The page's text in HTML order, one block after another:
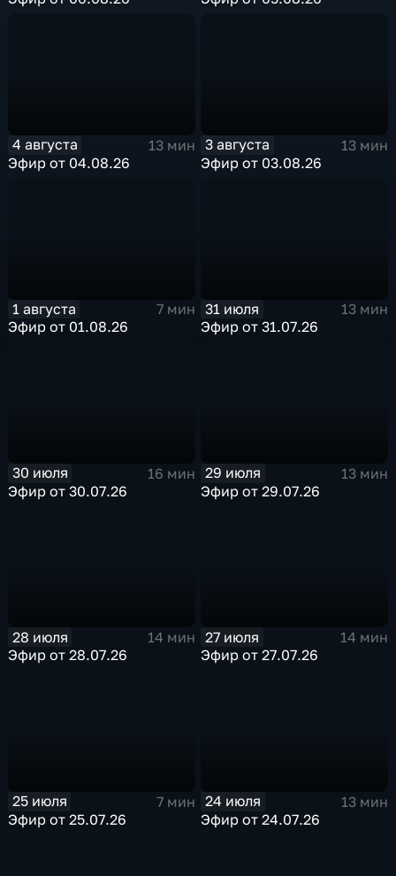
4 августа
13 мин
Эфир от 04.08.26
3 августа
13 мин
Эфир от 03.08.26
1 августа
7 мин
Эфир от 01.08.26
31 июля
13 мин
Эфир от 31.07.26
30 июля
16 мин
Эфир от 30.07.26
29 июля
13 мин
Эфир от 29.07.26
28 июля
14 мин
Эфир от 28.07.26
27 июля
14 мин
Эфир от 27.07.26
25 июля
7 мин
Эфир от 25.07.26
24 июля
13 мин
Эфир от 24.07.26